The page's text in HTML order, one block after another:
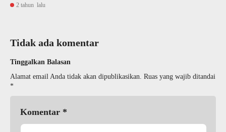
2 tahun lalu
Tidak ada komentar
Tinggalkan Balasan
Alamat email Anda tidak akan dipublikasikan. Ruas yang wajib ditandai
*
Komentar *